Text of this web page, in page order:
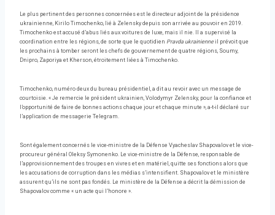
Le plus pertinent des personnes concernées est le directeur adjoint de la présidence
ukrainienne, Kirilo Timochenko, lié à Zelensky depuis son arrivée au pouvoir en 2019.
Timochenko est accusé d’abus liés aux voitures de luxe, mais il nie. Il a supervisé la
coordination entre les régions, de sorte que le quotidien Pravda ukrainienne il prévoit que
les prochains à tomber seront les chefs de gouvernement de quatre régions, Soumy,
Dnipro, Zaporiya et Kherson, étroitement liées à Timochenko.
Timochenko, numéro deux du bureau présidentiel, a dit au revoir avec un message de
courtoisie. « Je remercie le président ukrainien, Volodymyr Zelensky, pour la confiance et
l’opportunité de faire de bonnes actions chaque jour et chaque minute », a-t-il déclaré sur
l’application de messagerie Telegram.
Sont également concernés le vice-ministre de la Défense Vyacheslav Shapovalov et le vice-
procureur général Oleksy Symonenko. Le vice-ministre de la Défense, responsable de
l’approvisionnement des troupes en vivres et en matériel, quitte ses fonctions alors que
les accusations de corruption dans les médias s’intensifient. Shapovalov et le ministère
assurent qu’ils ne sont pas fondés. Le ministère de la Défense a décrit la démission de
Shapovalov comme « un acte qui l’honore ».